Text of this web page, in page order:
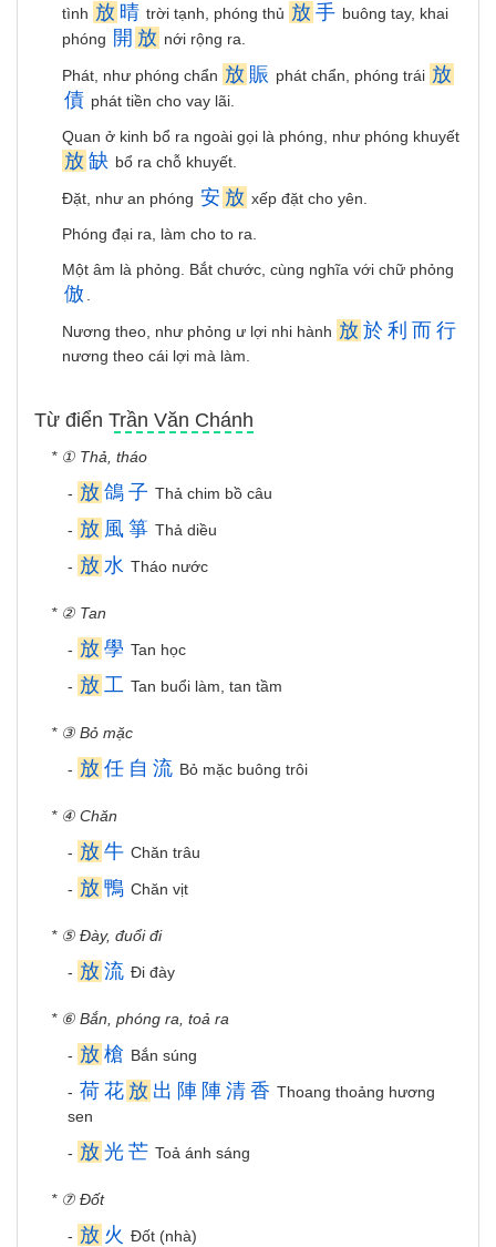
tình 放 晴 trời tạnh, phóng thủ 放 手 buông tay, khai
phóng 開 放 nới rộng ra.
Phát, như phóng chẩn 放 賑 phát chẩn, phóng trái 放
債 phát tiền cho vay lãi.
Quan ở kinh bổ ra ngoài gọi là phóng, như phóng khuyết
放 缺 bổ ra chỗ khuyết.
Ðặt, như an phóng 安 放 xếp đặt cho yên.
Phóng đại ra, làm cho to ra.
Một âm là phỏng. Bắt chước, cùng nghĩa với chữ phỏng
倣
Nương theo, như phỏng ư lợi nhi hành 放 於 利 而 行
nương theo cái lợi mà làm.
Từ điển Trần Văn Chánh
* ① Thả, tháo
- 放 鴿 子 Thả chim bồ câu
- 放 風 箏 Thả diều
- 放 水 Tháo nước
* ② Tan
- 放 學 Tan học
- 放 工 Tan buổi làm, tan tầm
* ③ Bỏ mặc
- 放 任 自 流 Bỏ mặc buông trôi
* ④ Chăn
- 放 牛 Chăn trâu
- 放 鴨 Chăn vịt
* ⑤ Đày, đuổi đi
- 放 流 Đi đày
* ⑥ Bắn, phóng ra, toả ra
- 放 槍 Bắn súng
- 荷 花 放 出 陣 陣 清 香 Thoang thoảng hương
sen
- 放 光 芒 Toả ánh sáng
* ⑦ Đốt
- 放 火 Đốt (nhà)